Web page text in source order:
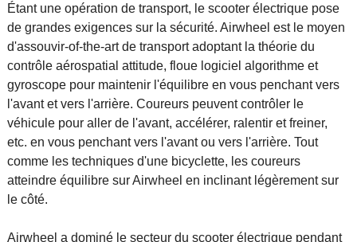
Étant une opération de transport, le scooter électrique pose
de grandes exigences sur la sécurité. Airwheel est le moyen
d'assouvir-of-the-art de transport adoptant la théorie du
contrôle aérospatial attitude, floue logiciel algorithme et
gyroscope pour maintenir l'équilibre en vous penchant vers
l'avant et vers l'arrière. Coureurs peuvent contrôler le
véhicule pour aller de l'avant, accélérer, ralentir et freiner,
etc. en vous penchant vers l'avant ou vers l'arrière. Tout
comme les techniques d'une bicyclette, les coureurs
atteindre équilibre sur Airwheel en inclinant légèrement sur
le côté.
Airwheel a dominé le secteur du scooter électrique pendant